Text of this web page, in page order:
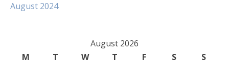
August 2024
August 2026
M
T W T F S
S